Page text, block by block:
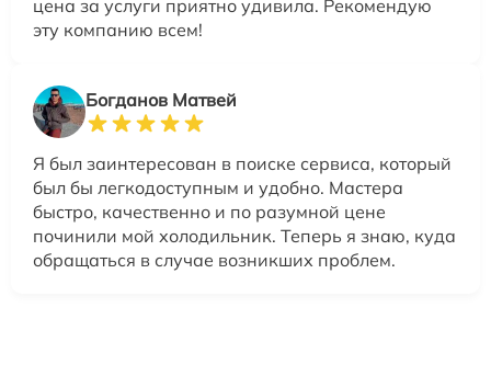
цена за услуги приятно удивила. Рекомендую
эту компанию всем!
Богданов Матвей
Я был заинтересован в поиске сервиса, который
был бы легкодоступным и удобно. Мастера
быстро, качественно и по разумной цене
починили мой холодильник. Теперь я знаю, куда
обращаться в случае возникших проблем.